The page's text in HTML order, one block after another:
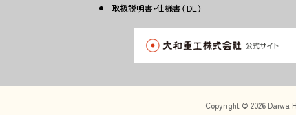
取扱説明書・仕様書（DL）
Copyright © 2026 Daiwa